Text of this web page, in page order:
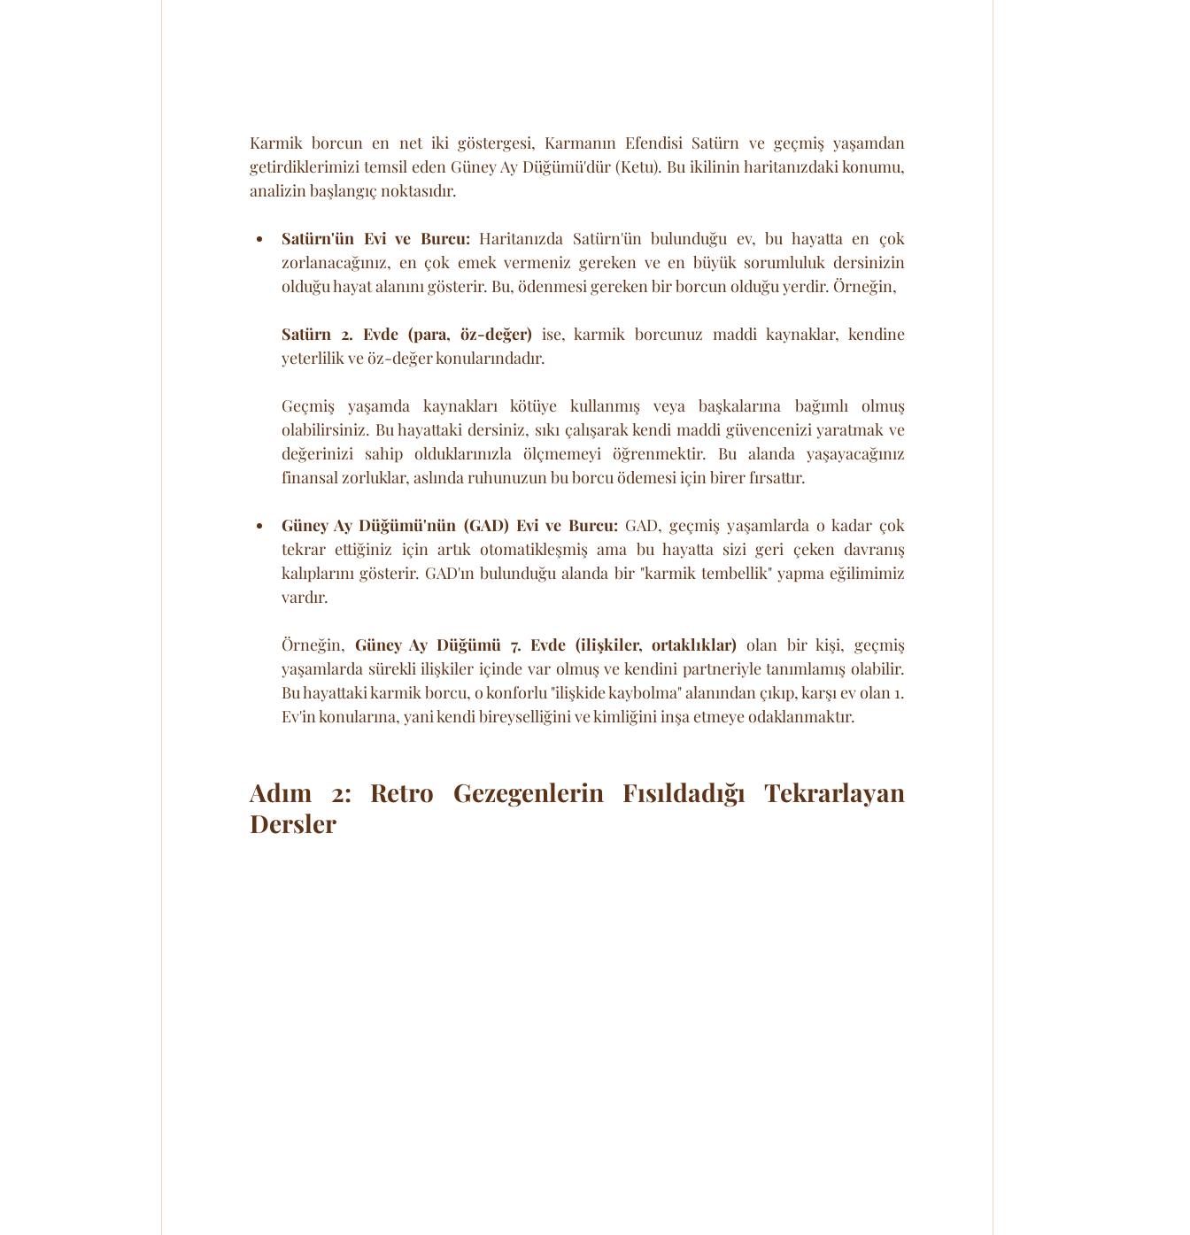
Karmik borcun en net iki göstergesi, Karmanın Efendisi Satürn ve geçmiş yaşamdan
getirdiklerimizi temsil eden Güney Ay Düğümü'dür (Ketu). Bu ikilinin haritanızdaki konumu,
analizin başlangıç noktasıdır.
Satürn'ün Evi ve Burcu: Haritanızda Satürn'ün bulunduğu ev, bu hayatta en çok
zorlanacağınız, en çok emek vermeniz gereken ve en büyük sorumluluk dersinizin
olduğu hayat alanını gösterir. Bu, ödenmesi gereken bir borcun olduğu yerdir. Örneğin,
Satürn 2. Evde (para, öz-değer) ise, karmik borcunuz maddi kaynaklar, kendine
yeterlilik ve öz-değer konularındadır.
Geçmiş yaşamda kaynakları kötüye kullanmış veya başkalarına bağımlı olmuş
olabilirsiniz. Bu hayattaki dersiniz, sıkı çalışarak kendi maddi güvencenizi yaratmak ve
değerinizi sahip olduklarınızla ölçmemeyi öğrenmektir. Bu alanda yaşayacağınız
finansal zorluklar, aslında ruhunuzun bu borcu ödemesi için birer fırsattır.
Güney Ay Düğümü'nün (GAD) Evi ve Burcu: GAD, geçmiş yaşamlarda o kadar çok
tekrar ettiğiniz için artık otomatikleşmiş ama bu hayatta sizi geri çeken davranış
kalıplarını gösterir. GAD'ın bulunduğu alanda bir "karmik tembellik" yapma eğilimimiz
vardır.
Örneğin, Güney Ay Düğümü 7. Evde (ilişkiler, ortaklıklar) olan bir kişi, geçmiş
yaşamlarda sürekli ilişkiler içinde var olmuş ve kendini partneriyle tanımlamış olabilir.
Bu hayattaki karmik borcu, o konforlu "ilişkide kaybolma" alanından çıkıp, karşı ev olan 1.
Ev'in konularına, yani kendi bireyselliğini ve kimliğini inşa etmeye odaklanmaktır.
Adım 2: Retro Gezegenlerin Fısıldadığı Tekrarlayan
Dersler